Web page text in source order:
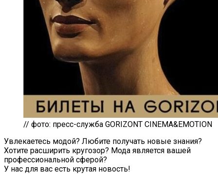
// фото: пресс-служба GORIZONT CINEMA&EMOTION
Увлекаетесь модой? Любите получать новые знания?
Хотите расширить кругозор? Мода является вашей
профессиональной сферой?
У нас для вас есть крутая новость!